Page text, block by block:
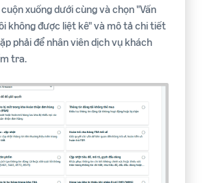
cuộn xuống dưới cùng và chọn "Vấn
không được liệt kê" và mô tả chi tiết
phải để nhân viên dịch vụ khách
tra.